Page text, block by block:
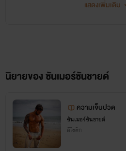
ไรท์เป็นคนชอ
แสดงเพิ่มเติม
นิยายของ ซันเมอร์ซันชายด์
ความเจ็บปวด
ซันเมอร์ซันชายด์
อีโรติก